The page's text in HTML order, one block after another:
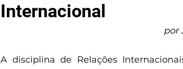
Internacional
por
A disciplina de Relações